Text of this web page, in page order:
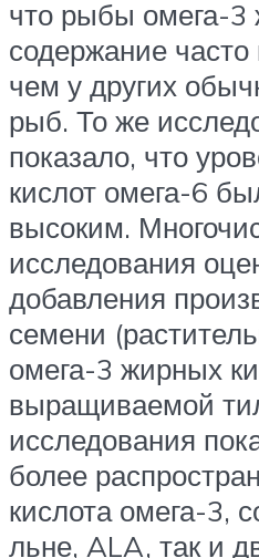
что рыбы омега-3
содержание
чем у других
рыб. То же
показало, что
кислот омега-6
высоким.
исследования
добавления
семени
омега-3 жирных
выращиваемой
исследования
более
кислота омега-3,
льне, ALA, так и